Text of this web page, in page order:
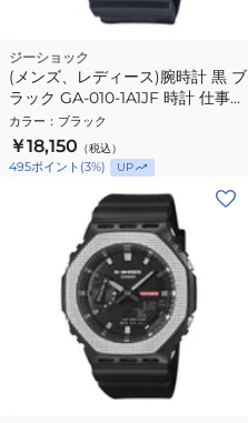
ジーショック
(メンズ、レディース)腕時計 黒 ブ
ラック GA-010-1A1JF 時計 仕事
会社
カラー ： ブラック
￥18,150 （税込）
495ポイント (3%) UP